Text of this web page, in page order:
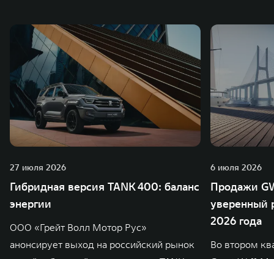
27 июля 2026
Гибридная версия TANK 400: баланс
энергии
ООО «Грейт Волл Мотор Рус»
анонсирует выход на российский рынок
6 июля 2026
Продажи
уверенный
2026 года
Во втором